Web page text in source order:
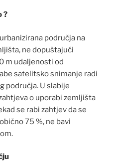
?
područja na
ne dopuštajući
m udaljenosti od
satelitsko snimanje radi
područja. U slabije
o uporabi zemljišta
se rabi zahtjev da se
75 %, ne bavi